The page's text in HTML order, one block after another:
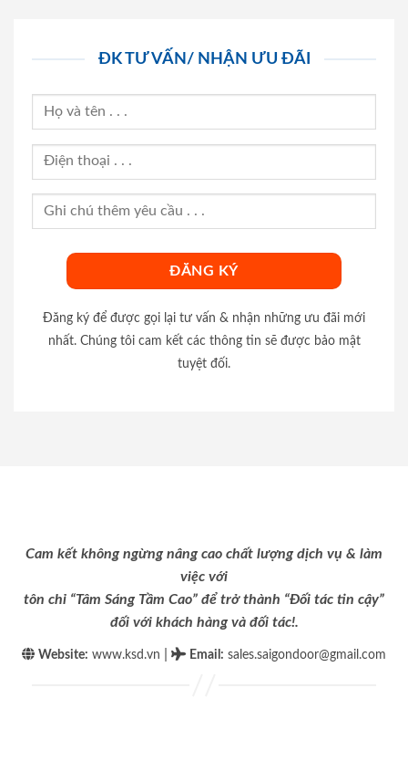
ĐK TƯ VẤN/ NHẬN ƯU ĐÃI
Đăng ký để được gọi lại tư vấn & nhận những ưu đãi mới
nhất. Chúng tôi cam kết các thông tin sẽ được bảo mật
tuyệt đối.
Cam kết không ngừng nâng cao chất lượng dịch vụ & làm
việc với
tôn chỉ “Tâm Sáng Tầm Cao” để trở thành “Đối tác tin cậy”
đối với khách hàng và đối tác!.
Website: www.ksd.vn Email : sales.saigondoor@gmail.com